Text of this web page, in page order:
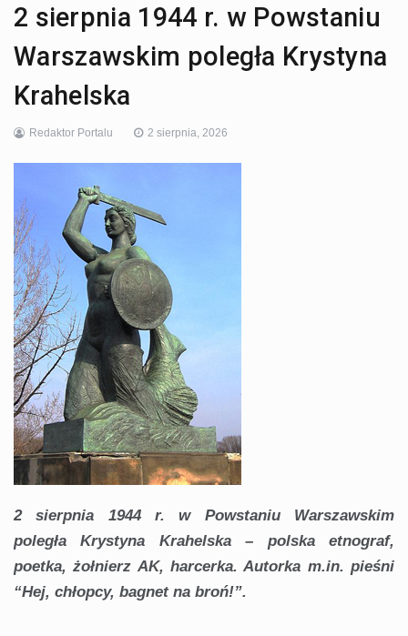
2 sierpnia 1944 r. w Powstaniu
Warszawskim poległa Krystyna
Krahelska
Redaktor Portalu 2 sierpnia, 2026
2 sierpnia 1944 r. w Powstaniu Warszawskim
poległa Krystyna Krahelska – polska etnograf,
poetka, żołnierz AK, harcerka. Autorka m.in. pieśni
“Hej, chłopcy, bagnet na broń!”.